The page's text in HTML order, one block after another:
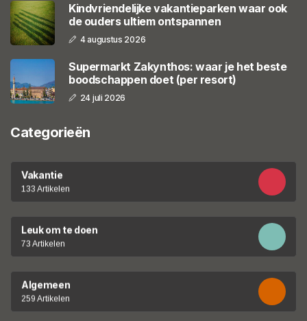
Kindvriendelijke vakantieparken waar ook
de ouders ultiem ontspannen
4 augustus 2026
Supermarkt Zakynthos: waar je het beste
boodschappen doet (per resort)
24 juli 2026
Categorieën
Vakantie
133 Artikelen
Leuk om te doen
73 Artikelen
Algemeen
259 Artikelen